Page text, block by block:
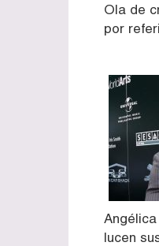
Ola de
por
lucen